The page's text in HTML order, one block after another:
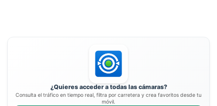
¿Quieres acceder a todas las cámaras?
Consulta el tráfico en tiempo real, filtra por carretera y crea favoritos desde tu
móvil.